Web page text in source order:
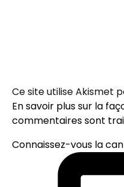
Ce site utilise Akismet
En savoir plus sur la
commentaires sont
Connaissez-vous la